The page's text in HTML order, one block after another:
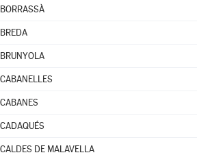
BORRASSÀ
BREDA
BRUNYOLA
CABANELLES
CABANES
CADAQUÉS
CALDES DE MALAVELLA